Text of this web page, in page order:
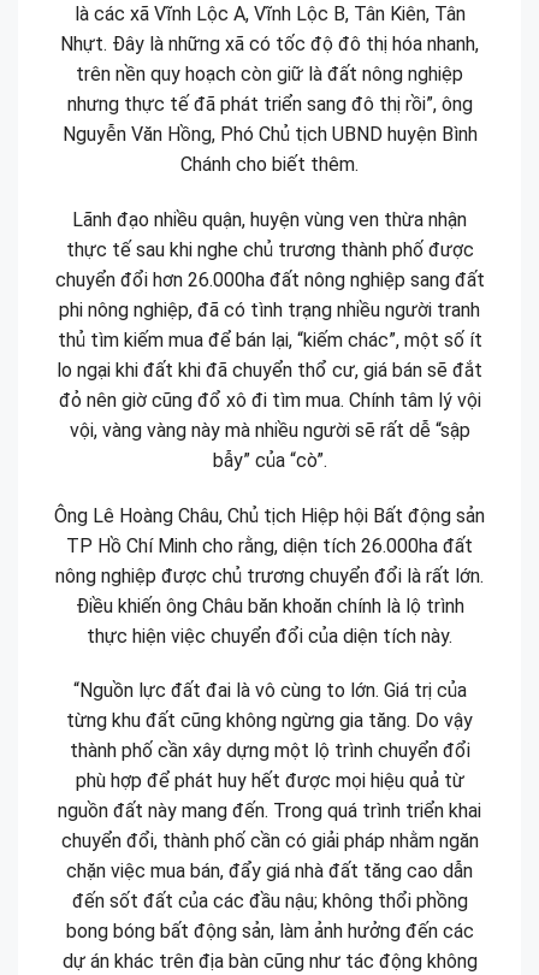
là các xã Vĩnh Lộc A, Vĩnh Lộc B, Tân Kiên, Tân
Nhựt. Đây là những xã có tốc độ đô thị hóa nhanh,
trên nền quy hoạch còn giữ là đất nông nghiệp
nhưng thực tế đã phát triển sang đô thị rồi”, ông
Nguyễn Văn Hồng, Phó Chủ tịch UBND huyện Bình
Chánh cho biết thêm.
Lãnh đạo nhiều quận, huyện vùng ven thừa nhận
thực tế sau khi nghe chủ trương thành phố được
chuyển đổi hơn 26.000ha đất nông nghiệp sang đất
phi nông nghiệp, đã có tình trạng nhiều người tranh
thủ tìm kiếm mua để bán lại, “kiếm chác”, một số ít
lo ngại khi đất khi đã chuyển thổ cư, giá bán sẽ đắt
đỏ nên giờ cũng đổ xô đi tìm mua. Chính tâm lý vội
vội, vàng vàng này mà nhiều người sẽ rất dễ “sập
bẫy” của “cò”.
Ông Lê Hoàng Châu, Chủ tịch Hiệp hội Bất động sản
TP Hồ Chí Minh cho rằng, diện tích 26.000ha đất
nông nghiệp được chủ trương chuyển đổi là rất lớn.
Điều khiến ông Châu băn khoăn chính là lộ trình
thực hiện việc chuyển đổi của diện tích này.
“Nguồn lực đất đai là vô cùng to lớn. Giá trị của
từng khu đất cũng không ngừng gia tăng. Do vậy
thành phố cần xây dựng một lộ trình chuyển đổi
phù hợp để phát huy hết được mọi hiệu quả từ
nguồn đất này mang đến. Trong quá trình triển khai
chuyển đổi, thành phố cần có giải pháp nhằm ngăn
chặn việc mua bán, đẩy giá nhà đất tăng cao dẫn
đến sốt đất của các đầu nậu; không thổi phồng
bong bóng bất động sản, làm ảnh hưởng đến các
dự án khác trên địa bàn cũng như tác động không